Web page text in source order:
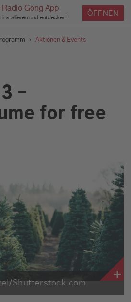
Radio Gong App
installieren und entdecken!
ÖFFNEN
SCHLIESSEN
› Aktionen & Events
–
for free
Shutterstock.com